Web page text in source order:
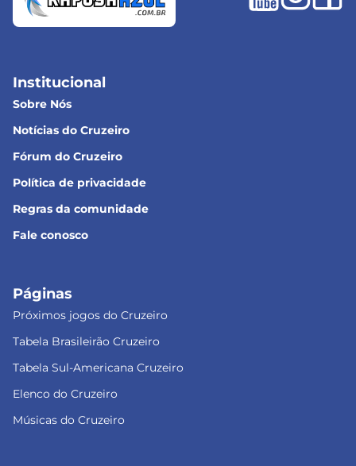
Institucional
Sobre Nós
Notícias do Cruzeiro
Fórum do Cruzeiro
Política de privacidade
Regras da comunidade
Fale conosco
Páginas
Próximos jogos do Cruzeiro
Tabela Brasileirão Cruzeiro
Tabela Sul-Americana Cruzeiro
Elenco do Cruzeiro
Músicas do Cruzeiro